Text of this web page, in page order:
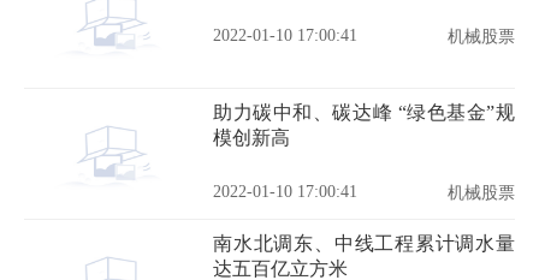
2022-01-10 17:00:41 机械股票
助力碳中和、碳达峰 “绿色基金”规
模创新高
2022-01-10 17:00:41 机械股票
南水北调东、中线工程累计调水量
达五百亿立方米